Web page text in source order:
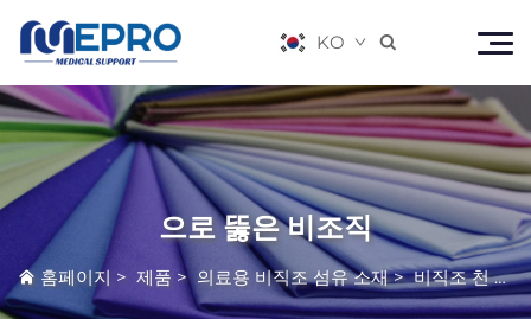
KO 
으로 뚫은 비조직
홈페이지 > 제품 > 의료용 비직조 섬유 소재>비직조 천>